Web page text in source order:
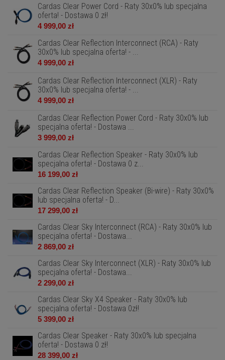
Cardas Clear Power Cord - Raty 30x0% lub specjalna
oferta! - Dostawa 0 zł!
4 999,00 zł
Cardas Clear Reflection Interconnect (RCA) - Raty
30x0% lub specjalna oferta! - ...
4 999,00 zł
Cardas Clear Reflection Interconnect (XLR) - Raty
30x0% lub specjalna oferta! - ...
4 999,00 zł
Cardas Clear Reflection Power Cord - Raty 30x0% lub
specjalna oferta! - Dostawa ...
3 999,00 zł
Cardas Clear Reflection Speaker - Raty 30x0% lub
specjalna oferta! - Dostawa 0 z...
16 199,00 zł
Cardas Clear Reflection Speaker (Bi-wire) - Raty 30x0%
lub specjalna oferta! - D...
17 299,00 zł
Cardas Clear Sky Interconnect (RCA) - Raty 30x0% lub
specjalna oferta! - Dostawa...
2 869,00 zł
Cardas Clear Sky Interconnect (XLR) - Raty 30x0% lub
specjalna oferta! - Dostawa...
2 299,00 zł
Cardas Clear Sky X4 Speaker - Raty 30x0% lub
specjalna oferta! - Dostawa 0zł!
5 399,00 zł
Cardas Clear Speaker - Raty 30x0% lub specjalna
oferta! - Dostawa 0 zł!
28 399,00 zł